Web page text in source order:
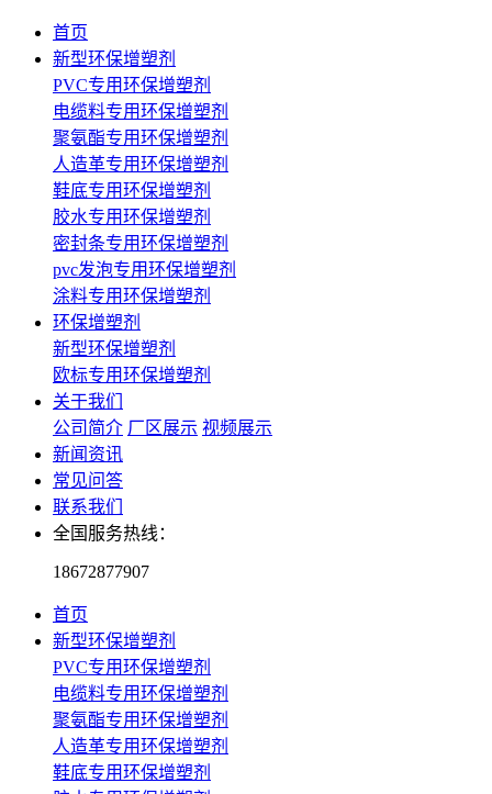
首页
新型环保增塑剂
PVC专用环保增塑剂
电缆料专用环保增塑剂
聚氨酯专用环保增塑剂
人造革专用环保增塑剂
鞋底专用环保增塑剂
胶水专用环保增塑剂
密封条专用环保增塑剂
pvc发泡专用环保增塑剂
涂料专用环保增塑剂
环保增塑剂
新型环保增塑剂
欧标专用环保增塑剂
关于我们
公司简介 厂区展示 视频展示
新闻资讯
常见问答
联系我们
全国服务热线：
18672877907
首页
新型环保增塑剂
PVC专用环保增塑剂
电缆料专用环保增塑剂
聚氨酯专用环保增塑剂
人造革专用环保增塑剂
鞋底专用环保增塑剂